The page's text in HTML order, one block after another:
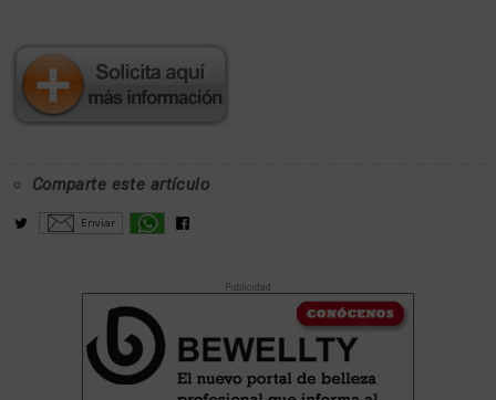
Comparte este artículo